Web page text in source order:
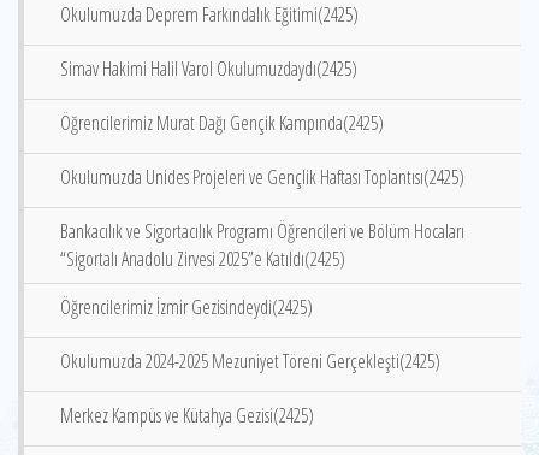
Okulumuzda Deprem Farkındalık Eğitimi(2425)
Simav Hakimi Halil Varol Okulumuzdaydı(2425)
Öğrencilerimiz Murat Dağı Gençik Kampında(2425)
Okulumuzda Unides Projeleri ve Gençlik Haftası Toplantısı(2425)
Bankacılık ve Sigortacılık Programı Öğrencileri ve Bölüm Hocaları
“Sigortalı Anadolu Zirvesi 2025”e Katıldı(2425)
Öğrencilerimiz İzmir Gezisindeydi(2425)
Okulumuzda 2024-2025 Mezuniyet Töreni Gerçekleşti(2425)
Merkez Kampüs ve Kütahya Gezisi(2425)